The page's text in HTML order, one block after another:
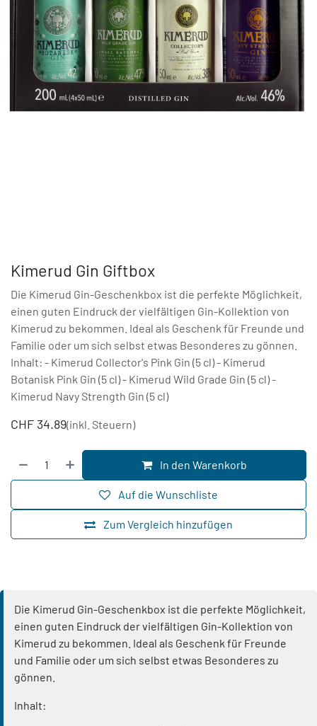
Kimerud Gin Giftbox
Die Kimerud Gin-Geschenkbox ist die perfekte Möglichkeit,
einen guten Eindruck der vielfältigen Gin-Kollektion von
Kimerud zu bekommen. Ideal als Geschenk für Freunde und
Familie oder um sich selbst etwas Besonderes zu gönnen.
Inhalt: - Kimerud Collector's Pink Gin (5 cl) - Kimerud
Botanisk Pink Gin (5 cl) - Kimerud Wild Grade Gin (5 cl) -
Kimerud Navy Strength Gin (5 cl)
CHF 34.89(inkl. Steuern)
In den Warenkorb
Zum Vergleich hinzufügen
Auf die Wunschliste
Die Kimerud Gin-Geschenkbox ist die perfekte Möglichkeit,
einen guten Eindruck der vielfältigen Gin-Kollektion von
Kimerud zu bekommen. Ideal als Geschenk für Freunde
und Familie oder um sich selbst etwas Besonderes zu
gönnen.
Inhalt: